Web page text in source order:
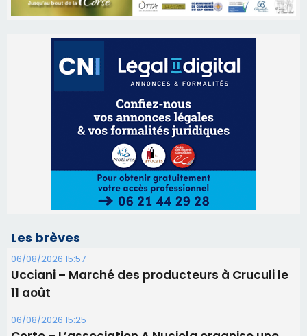
Les brèves
Ucciani – Marché des producteurs à Cruculi le
Corte – L’association A Nuciola organise une
projection sous les étoiles
Alata - Soirée Tango Argentin au stade de San
Benedetto
05/08/2026 09:53
Biguglia : messe de la Sainte-Marie et
procession le 14 août